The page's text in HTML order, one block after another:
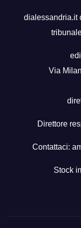
dialessandria.it
Via
Direttore
Contattaci:
Stock